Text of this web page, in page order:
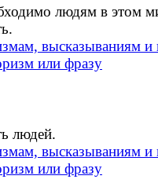
людям в этом
людей.